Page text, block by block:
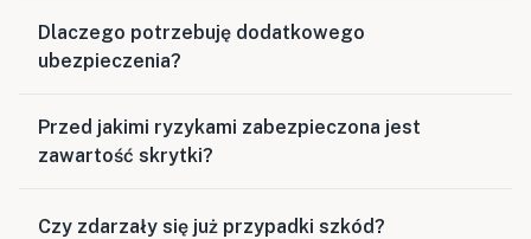
Dlaczego potrzebuję dodatkowego
ubezpieczenia?
Przed jakimi ryzykami zabezpieczona jest
zawartość skrytki?
Czy zdarzały się już przypadki szkód?